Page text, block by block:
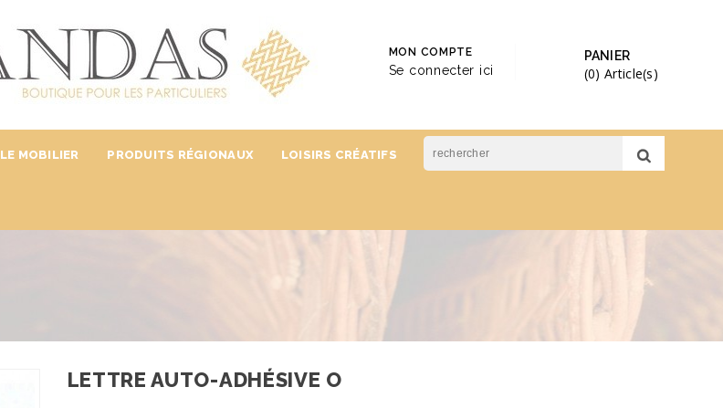
PANIER
(0) Article(s)
MON COMPTE
Se connecter ici
LE MOBILIER PRODUITS RÉGIONAUX LOISIRS CRÉATIFS
LETTRE AUTO-ADHÉSIVE O